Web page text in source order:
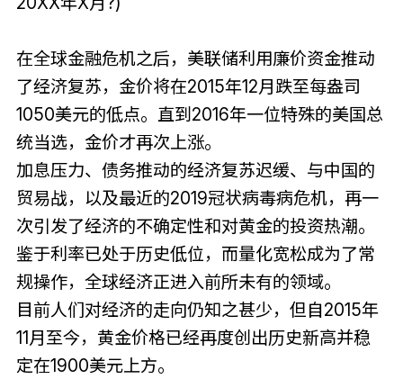
在全球金融危机之后，美联储利用廉价资金推动
了经济复苏，金价将在2015年12月跌至每盎司
1050美元的低点。直到2016年一位特殊的美国总
统当选，金价才再次上涨。
加息压力、债务推动的经济复苏迟缓、与中国的
贸易战，以及最近的2019冠状病毒病危机，再一
次引发了经济的不确定性和对黄金的投资热潮。
鉴于利率已处于历史低位，而量化宽松成为了常
规操作，全球经济正进入前所未有的领域。
目前人们对经济的走向仍知之甚少，但自2015年
11月至今，黄金价格已经再度创出历史新高并稳
定在1900美元上方。